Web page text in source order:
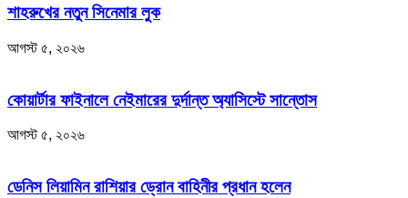
শাহরুখের নতুন সিনেমার লুক
আগস্ট ৫, ২০২৬
কোয়ার্টার ফাইনালে নেইমারের দুর্দান্ত অ্যাসিস্টে সান্তোস
আগস্ট ৫, ২০২৬
ডেনিস লিয়ামিন রাশিয়ার ড্রোন বাহিনীর প্রধান হলেন